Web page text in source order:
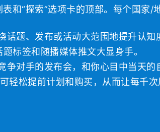
和“探索”选项卡的顶部。每个国家/
话题、发布或活动大范围地提升认知
标签和随播媒体推文大显身手。
争对手的发布会，和你心目中当天的
轻松提前计划和购买，从而让每千次